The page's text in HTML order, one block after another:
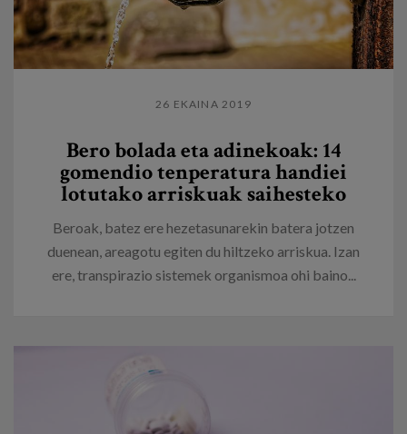
26 EKAINA 2019
Bero bolada eta adinekoak: 14
gomendio tenperatura handiei
lotutako arriskuak saihesteko
Beroak, batez ere hezetasunarekin batera jotzen
duenean, areagotu egiten du hiltzeko arriskua. Izan
ere, transpirazio sistemek organismoa ohi baino...